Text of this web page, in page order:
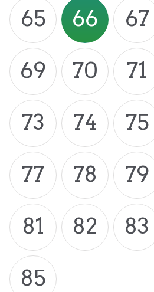
65 66 67
69
70 71
73
74 75
77
78 79
81
82 83
85